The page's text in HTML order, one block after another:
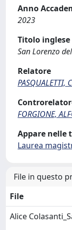
Anno
2023
Titolo inglese
San Lorenzo
Relatore
PASQUALETTI,
FORGIONE,
Appare nelle
Laurea
File in questo
File
Alice